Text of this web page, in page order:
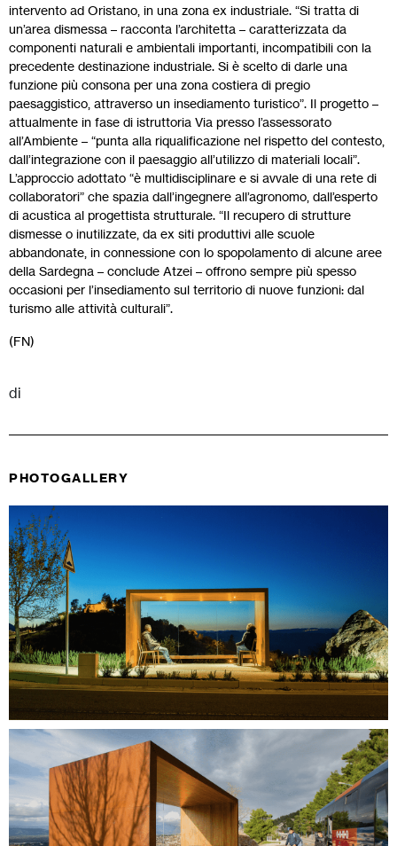
intervento ad Oristano, in una zona ex industriale. “Si tratta di
un’area dismessa – racconta l’architetta – caratterizzata da
componenti naturali e ambientali importanti, incompatibili con la
precedente destinazione industriale. Si è scelto di darle una
funzione più consona per una zona costiera di pregio
paesaggistico, attraverso un insediamento turistico”. Il progetto –
attualmente in fase di istruttoria Via presso l’assessorato
all’Ambiente – “punta alla riqualificazione nel rispetto del contesto,
dall’integrazione con il paesaggio all’utilizzo di materiali locali”.
L’approccio adottato “è multidisciplinare e si avvale di una rete di
collaboratori” che spazia dall’ingegnere all’agronomo, dall’esperto
di acustica al progettista strutturale. “Il recupero di strutture
dismesse o inutilizzate, da ex siti produttivi alle scuole
abbandonate, in connessione con lo spopolamento di alcune aree
della Sardegna – conclude Atzei – offrono sempre più spesso
occasioni per l’insediamento sul territorio di nuove funzioni: dal
turismo alle attività culturali”.
(FN)
di
PHOTOGALLERY